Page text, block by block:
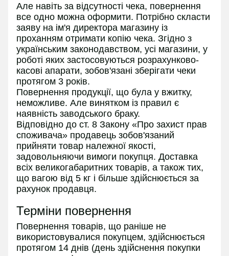
Але навіть за відсутності чека, повернення
все одно можна оформити. Потрібно скласти
заяву на ім'я директора магазину із
проханням отримати копію чека. Згідно з
українським законодавством, усі магазини, у
роботі яких застосовуються розрахунково-
касові апарати, зобов'язані зберігати чеки
протягом 3 років.
Повернення продукції, що була у вжитку,
неможливе. Але винятком із правил є
наявність заводського браку.
Відповідно до ст. 8 Закону «Про захист прав
споживача» продавець зобов'язаний
прийняти товар належної якості,
задовольняючи вимоги покупця. Доставка
всіх великогабаритних товарів, а також тих,
що вагою від 5 кг і більше здійснюється за
рахунок продавця.
Терміни повернення
Повернення товарів, що раніше не
використовувалися покупцем, здійснюється
протягом 14 днів (день здійснення покупки